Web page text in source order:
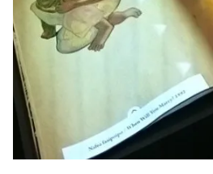
Spiele
Konzerte
Museen bei…
Bloggerreisen